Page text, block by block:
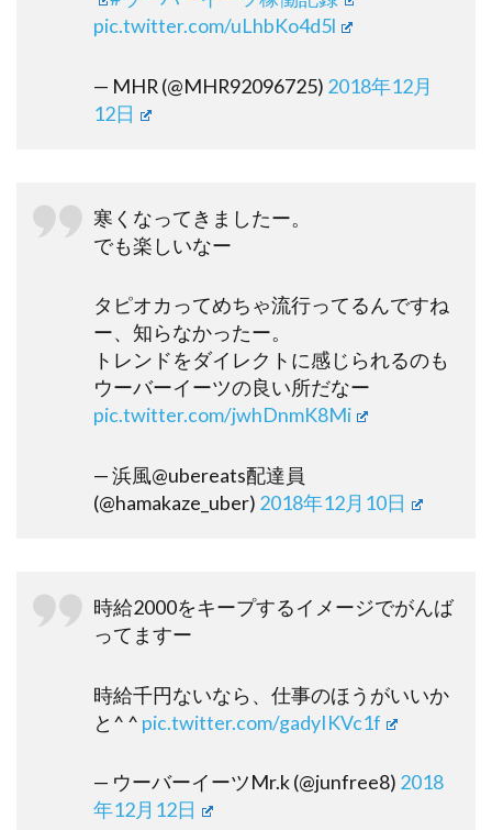
pic.twitter.com/uLhbKo4d5l
— MHR (@MHR92096725) 2018年12月
12日
寒くなってきましたー。
でも楽しいなー
タピオカってめちゃ流行ってるんですね
ー、知らなかったー。
トレンドをダイレクトに感じられるのも
ウーバーイーツの良い所だなー
pic.twitter.com/jwhDnmK8Mi
— 浜風@ubereats配達員
(@hamakaze_uber) 2018年12月10日
時給2000をキープするイメージでがんば
ってますー
時給千円ないなら、仕事のほうがいいか
と^ ^ pic.twitter.com/gadyIKVc1f
— ウーバーイーツMr.k (@junfree8) 2018
年12月12日